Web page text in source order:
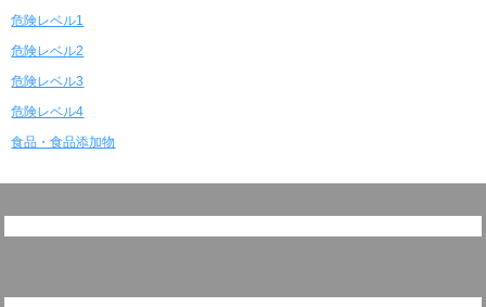
危険レベル1
危険レベル2
危険レベル3
危険レベル4
食品・食品添加物